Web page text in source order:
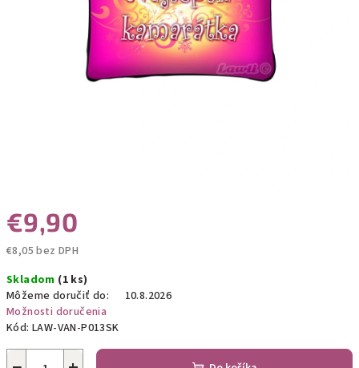
€9,90
€8,05 bez DPH
cena:
Skladom (1 ks)
Môžeme doručiť do:
10.8.2026
Možnosti doručenia
Kód: LAW-VAN-P013SK